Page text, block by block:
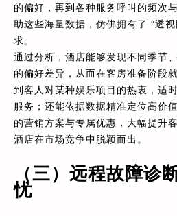
的偏好，再到各种服务呼叫的频次
助这些海量数据，仿佛拥有了 “透
求。
通过分析，酒店能够发现不同季节
的偏好差异，从而在客房准备阶段
到客人对某种娱乐项目的热衷，适
服务；还能依据数据精准定位高价
的营销方案与专属优惠，大幅提升
酒店在市场竞争中脱颖而出。
（三）远程故障诊
忧